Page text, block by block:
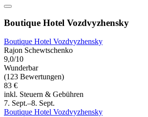
Boutique Hotel Vozdvyzhensky
Boutique Hotel Vozdvyzhensky
Rajon Schewtschenko
9,0/10
Wunderbar
(123 Bewertungen)
83 €
inkl. Steuern & Gebühren
7. Sept.–8. Sept.
Boutique Hotel Vozdvyzhensky